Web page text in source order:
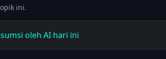
ini.
oleh AI hari ini